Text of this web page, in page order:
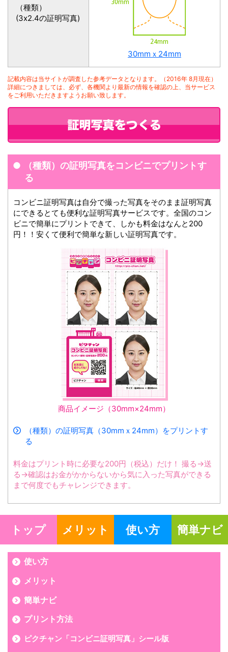
（種類）
(3x2.4の証明写真)
30mmｘ24mm
記載内容は当サイトが調査した参考データとなります。（2016年 8月現在）
詳細につきましては、必ず、各機関より最新の情報を確認の上、当サービス
をご利用いただきますようお願い致します。
（種類）の証明写真をコンビニでプリントす
る
コンビニ証明写真は自分で撮った写真をそのまま証明写真
にできるとても便利な証明写真サービスです。全国のコン
ビニで簡単にプリントできて、しかも料金はなんと200
円！！安くて便利で簡単な新しい証明写真です。
商品イメージ（30mm×24mm）
（種類）の証明写真（30mmｘ24mm）をプリントす
る
料金はプリント時に必要な200円（税込）だけ！ 撮る→送
る→確認はお金がかからないから気に入った写真ができる
まで何度でもチャレンジできます。
トップ メリット 使い方 簡単ナビ
使い方
メリット
簡単ナビ
プリント方法
ピクチャン「コンビニ証明写真」シール版